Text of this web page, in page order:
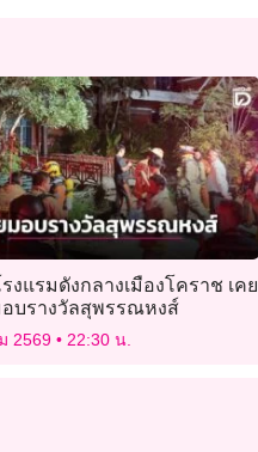
งแรมดังกลางเมืองโคราช เคย
บรางวัลสุพรรณหงส์
2569 22:30 น.